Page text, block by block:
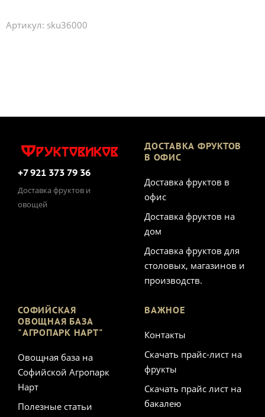
Артикул: sku36000
+7 921 373 79 36
Доставка фруктов и
овощей
ДОСТАВКА ФРУКТОВ
В ОФИС
Доставка фруктов в
офис
Доставка фруктов на
дом
Доставка фруктов для
столовых, магазинов и
производств.
СОФИЙСКАЯ
ОВОЩНАЯ БАЗА
"АГРОПАРК НАРТ"
Овощная база на
Софийской Агропарк
Нарт
Полезные статьи
ВАЖНОЕ
Контакты
Скачать прайс-лист на
фрукты
Скачать прайс лист на
бакалею